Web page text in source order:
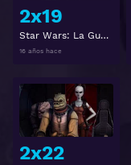
2x19
Star Wars: La Guerra de los Clones 2x19
16 años hace
2x22